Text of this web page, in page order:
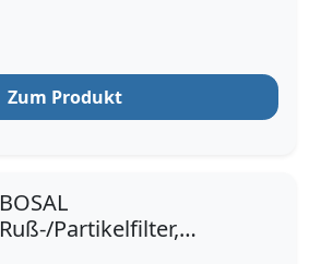
Zum Produkt
BOSAL
Ruß-/Partikelfilter,